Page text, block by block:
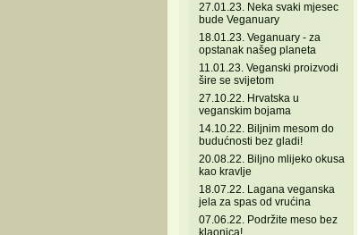
27.01.23. Neka svaki mjesec
bude Veganuary
18.01.23. Veganuary - za
opstanak našeg planeta
11.01.23. Veganski proizvodi
šire se svijetom
27.10.22. Hrvatska u
veganskim bojama
14.10.22. Biljnim mesom do
budućnosti bez gladi!
20.08.22. Biljno mlijeko okusa
kao kravlje
18.07.22. Lagana veganska
jela za spas od vrućina
07.06.22. Podržite meso bez
klaonica!